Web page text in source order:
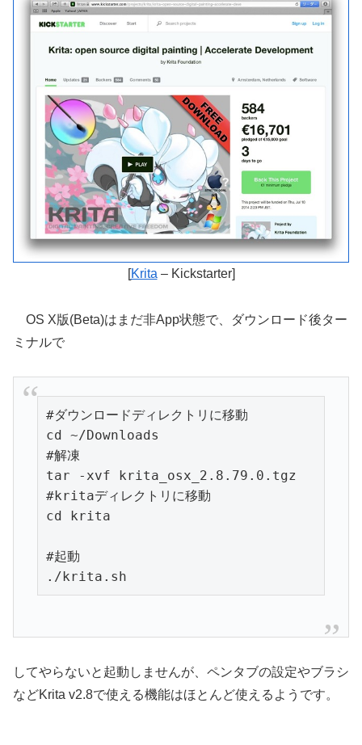
[Krita – Kickstarter]
OS X版(Beta)はまだ非App状態で、ダウンロード後ター
ミナルで
#ダウンロードディレクトリに移動
cd ~/Downloads
#解凍
tar -xvf krita_osx_2.8.79.0.tgz
#kritaディレクトリに移動
#起動
./krita.sh
してやらないと起動しませんが、ペンタブの設定やブラシ
などKrita v2.8で使える機能はほとんど使えるようです。